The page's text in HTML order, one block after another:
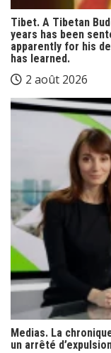
Tibet. A Tibetan
years has been
apparently for his
has learned.
2 août 2026
Medias. La
un arrêté